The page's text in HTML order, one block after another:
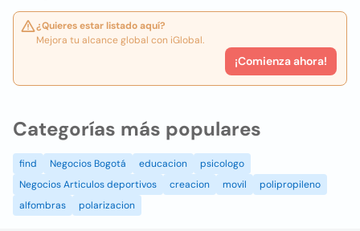
¿Quieres estar listado aquí?
Mejora tu alcance global con iGlobal.
¡Comienza ahora!
Categorías más populares
find Negocios Bogotá educacion
psicologo
Negocios Articulos deportivos
creacion movil
polipropileno
alfombras
polarizacion